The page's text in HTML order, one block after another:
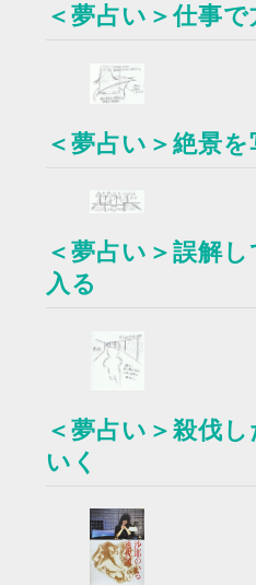
＜夢占い＞仕事
＜夢占い＞絶景
＜夢占い＞誤解
入る
＜夢占い＞殺伐
いく